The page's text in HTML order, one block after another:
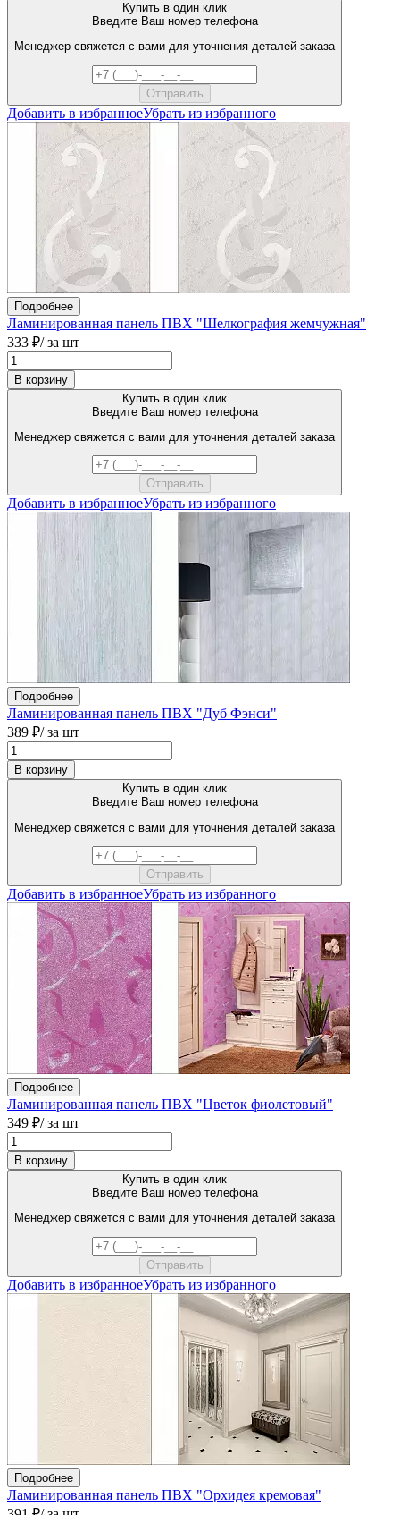
Купить в один клик
Введите Ваш номер телефона
Менеджер свяжется с вами для уточнения деталей заказа
Добавить в избранноеУбрать из избранного
Подробнее
Ламинированная панель ПВХ "Шелкография жемчужная"
333 ₽/ за шт
В корзину
Купить в один клик
Введите Ваш номер телефона
Менеджер свяжется с вами для уточнения деталей заказа
Добавить в избранноеУбрать из избранного
Подробнее
Ламинированная панель ПВХ "Дуб Фэнси"
389 ₽/ за шт
В корзину
Купить в один клик
Введите Ваш номер телефона
Менеджер свяжется с вами для уточнения деталей заказа
Добавить в избранноеУбрать из избранного
Подробнее
Ламинированная панель ПВХ "Цветок фиолетовый"
349 ₽/ за шт
В корзину
Купить в один клик
Введите Ваш номер телефона
Менеджер свяжется с вами для уточнения деталей заказа
Добавить в избранноеУбрать из избранного
Подробнее
Ламинированная панель ПВХ "Орхидея кремовая"